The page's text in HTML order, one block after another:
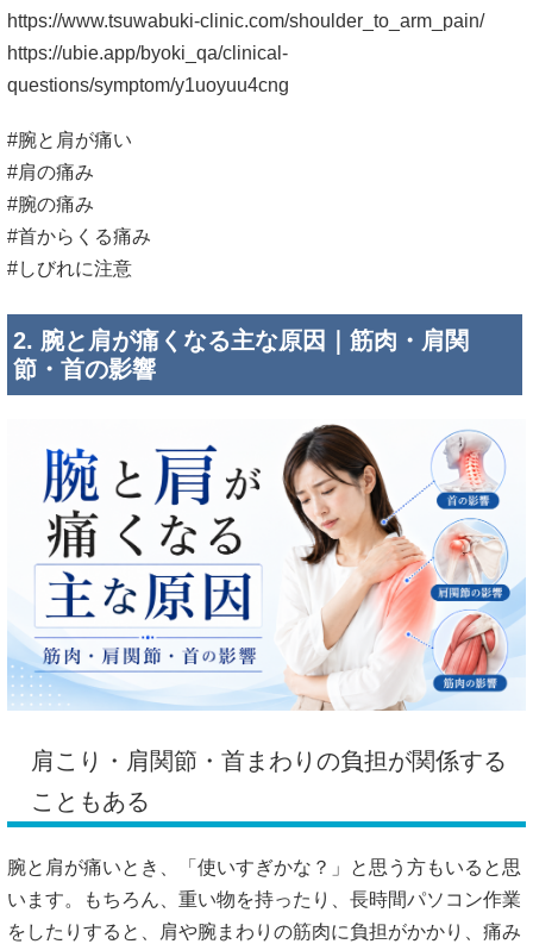
https://www.tsuwabuki-clinic.com/shoulder_to_arm_pain/
https://ubie.app/byoki_qa/clinical-
questions/symptom/y1uoyuu4cng
#腕と肩が痛い
#肩の痛み
#腕の痛み
#首からくる痛み
#しびれに注意
2. 腕と肩が痛くなる主な原因｜筋肉・肩関
節・首の影響
肩こり・肩関節・首まわりの負担が関係する
こともある
腕と肩が痛いとき、「使いすぎかな？」と思う方もいると思
います。もちろん、重い物を持ったり、長時間パソコン作業
をしたりすると、肩や腕まわりの筋肉に負担がかかり、痛み